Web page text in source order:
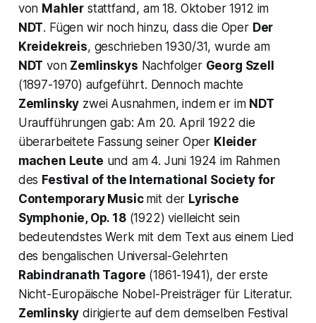
von Mahler stattfand, am 18. Oktober 1912 im
NDT. Fügen wir noch hinzu, dass die Oper Der
Kreidekreis, geschrieben 1930/31, wurde am
NDT von Zemlinskys Nachfolger Georg Szell
(1897-1970) aufgeführt. Dennoch machte
Zemlinsky zwei Ausnahmen, indem er im NDT
Uraufführungen gab: Am 20. April 1922 die
überarbeitete Fassung seiner Oper Kleider
machen Leute und am 4. Juni 1924 im Rahmen
des Festival of the International Society for
Contemporary Music mit der Lyrische
Symphonie, Op. 18(1922) vielleicht sein
bedeutendstes Werk mit dem Text aus einem Lied
des bengalischen Universal-Gelehrten
Rabindranath Tagore (1861-1941), der erste
Nicht-Europäische Nobel-Preisträger für Literatur.
Zemlinsky dirigierte auf dem demselben Festival